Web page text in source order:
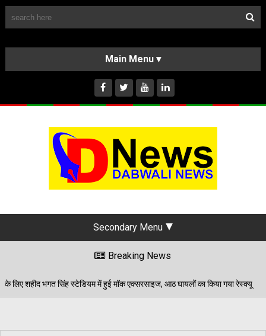
HOME
ABOUT US
INSTAGRAM
Secondary Menu
Breaking News
मॉक एक्सरसाइज, आठ घायलों का किया गया रेस्क्यू 06/08/2026 पेड़